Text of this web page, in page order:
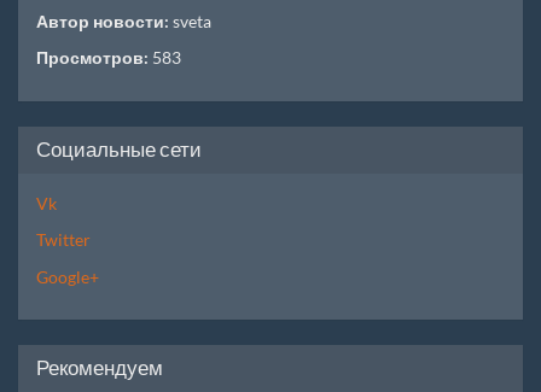
Автор новости: sveta
Просмотров: 583
Социальные сети
Vk
Twitter
Google+
Рекомендуем